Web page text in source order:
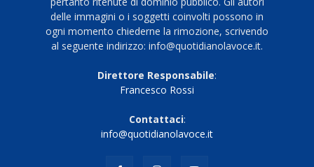
delle immagini o i soggetti coinvolti possono in
ogni momento chiederne la rimozione, scrivendo
al seguente indirizzo: info@quotidianolavoce.it.
Direttore Responsabile:
Francesco Rossi
Contattaci:
info@quotidianolavoce.it